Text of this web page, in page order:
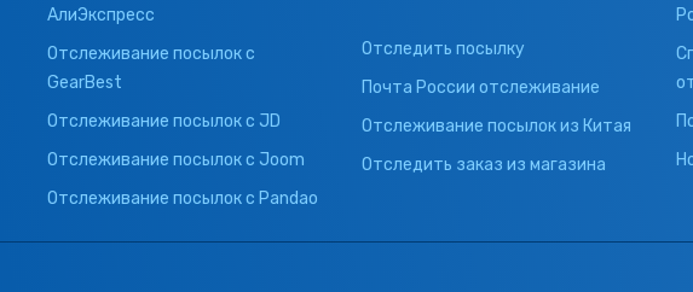
АлиЭкспресс
Отслеживание посылок с
GearBest
Отслеживание посылок с JD
Отслеживание посылок с Joom
Отслеживание посылок с Pandao
Отследить посылку
Почта России отслеживание
Отслеживание посылок из Китая
Отследить заказ из магазина